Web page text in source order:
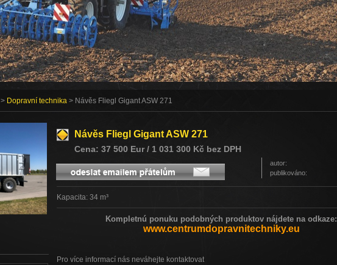
> Dopravní technika > Návěs Fliegl Gigant ASW 271
Návěs Fliegl Gigant ASW 271
Cena: 37 500 Eur / 1 031 300 Kč bez DPH
autor:
publikováno:
Kapacita: 34 m³
Kompletnú ponuku podobných produktov nájdete na odkaze:
www.centrumdopravnitechniky.eu
Pro více informací nás neváhejte kontaktovat